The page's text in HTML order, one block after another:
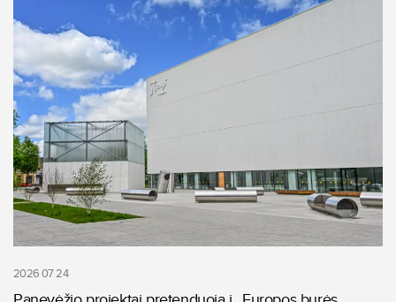
2026 07 24